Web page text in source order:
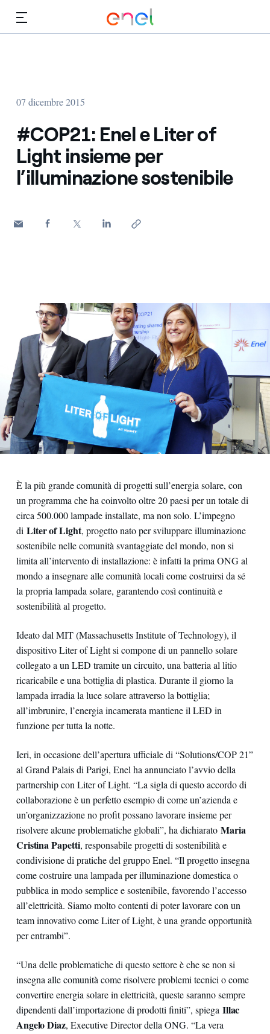
07 dicembre 2015
#COP21: Enel e Liter of
Light insieme per
l’illuminazione sostenibile
È la più grande comunità di progetti sull’energia solare, con
un programma che ha coinvolto oltre 20 paesi per un totale di
circa 500.000 lampade installate, ma non solo. L’impegno
di Liter of Light, progetto nato per sviluppare illuminazione
sostenibile nelle comunità svantaggiate del mondo, non si
limita all’intervento di installazione: è infatti la prima ONG al
mondo a insegnare alle comunità locali come costruirsi da sé
la propria lampada solare, garantendo così continuità e
sostenibilità al progetto.
Ideato dal MIT (Massachusetts Institute of Technology), il
dispositivo Liter of Light si compone di un pannello solare
collegato a un LED tramite un circuito, una batteria al litio
ricaricabile e una bottiglia di plastica. Durante il giorno la
lampada irradia la luce solare attraverso la bottiglia;
all’imbrunire, l’energia incamerata mantiene il LED in
funzione per tutta la notte.
Ieri, in occasione dell’apertura ufficiale di “Solutions/COP 21”
al Grand Palais di Parigi, Enel ha annunciato l’avvio della
partnership con Liter of Light. “La sigla di questo accordo di
collaborazione è un perfetto esempio di come un’azienda e
un’organizzazione no profit possano lavorare insieme per
risolvere alcune problematiche globali”, ha dichiarato Maria
Cristina Papetti, responsabile progetti di sostenibilità e
condivisione di pratiche del gruppo Enel. “Il progetto insegna
come costruire una lampada per illuminazione domestica o
pubblica in modo semplice e sostenibile, favorendo l’accesso
all’elettricità. Siamo molto contenti di poter lavorare con un
team innovativo come Liter of Light, è una grande opportunità
per entrambi”.
“Una delle problematiche di questo settore è che se non si
insegna alle comunità come risolvere problemi tecnici o come
convertire energia solare in elettricità, queste saranno sempre
dipendenti dall’importazione di prodotti finiti”, spiegaIllac
Angelo Diaz, Executive Director della ONG. “La vera